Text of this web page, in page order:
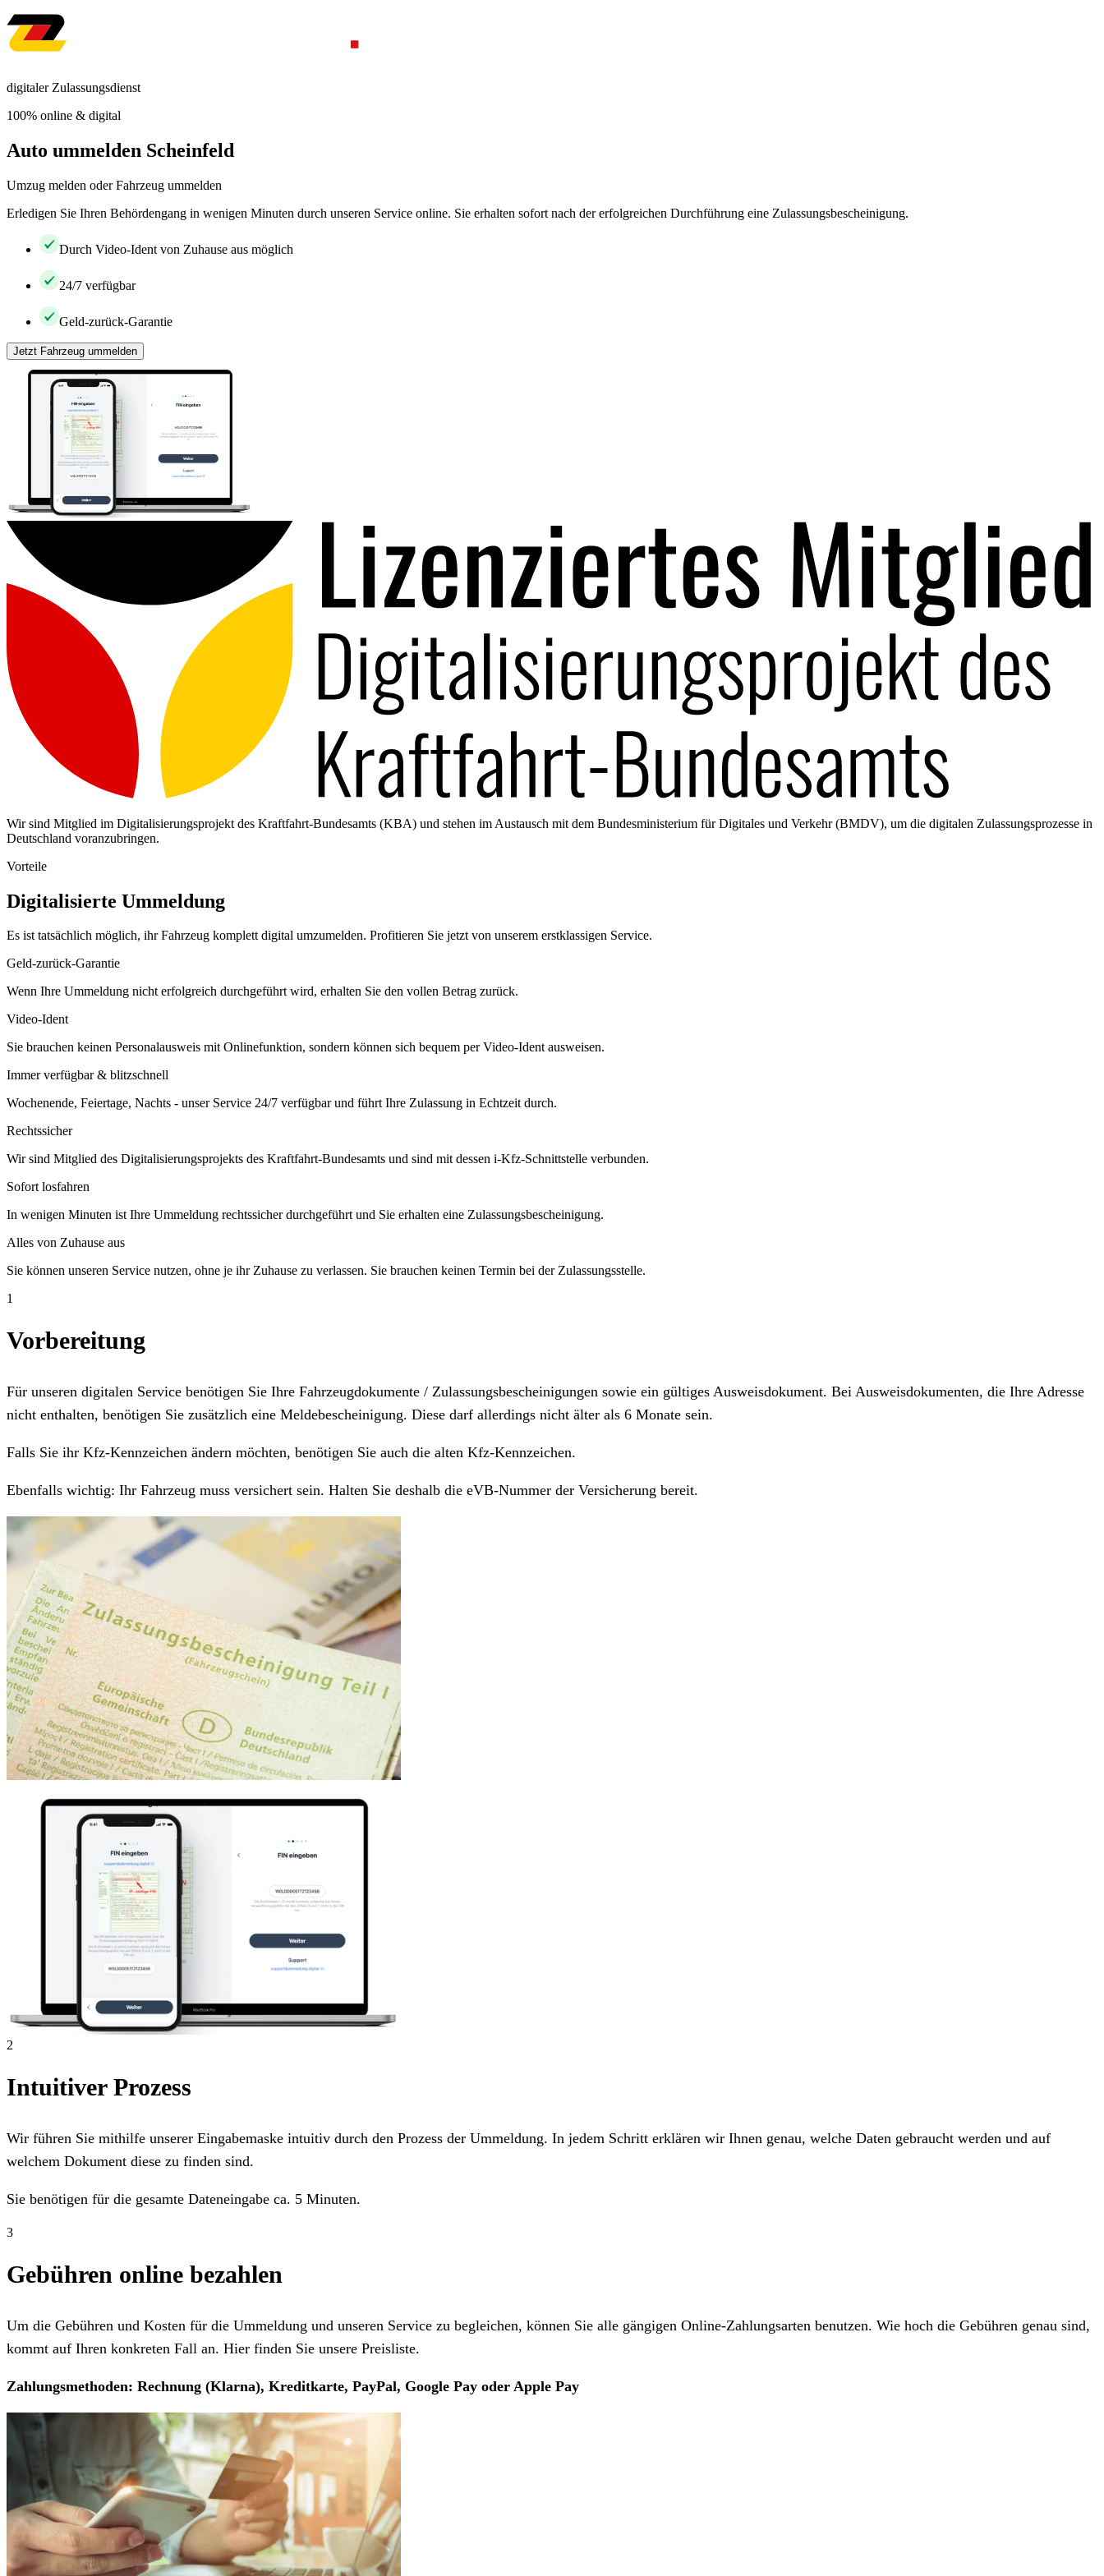
digitaler Zulassungsdienst
100% online & digital
Auto ummelden Scheinfeld
Umzug melden oder Fahrzeug ummelden
Erledigen Sie Ihren Behördengang in wenigen Minuten durch unseren Service online. Sie erhalten sofort nach der erfolgreichen Durchführung eine Zulassungsbescheinigung.
Durch Video-Ident von Zuhause aus möglich
24/7 verfügbar
Geld-zurück-Garantie
Jetzt Fahrzeug ummelden
Wir sind Mitglied im Digitalisierungsprojekt des Kraftfahrt-Bundesamts (KBA) und stehen im Austausch mit dem Bundesministerium für Digitales und Verkehr (BMDV), um die digitalen Zulassungsprozesse in
Deutschland voranzubringen.
Vorteile
Digitalisierte Ummeldung
Es ist tatsächlich möglich, ihr Fahrzeug komplett digital umzumelden. Profitieren Sie jetzt von unserem erstklassigen Service.
Geld-zurück-Garantie
Wenn Ihre Ummeldung nicht erfolgreich durchgeführt wird, erhalten Sie den vollen Betrag zurück.
Video-Ident
Sie brauchen keinen Personalausweis mit Onlinefunktion, sondern können sich bequem per Video-Ident ausweisen.
Immer verfügbar & blitzschnell
Wochenende, Feiertage, Nachts - unser Service 24/7 verfügbar und führt Ihre Zulassung in Echtzeit durch.
Rechtssicher
Wir sind Mitglied des Digitalisierungsprojekts des Kraftfahrt-Bundesamts und sind mit dessen i-Kfz-Schnittstelle verbunden.
Sofort losfahren
In wenigen Minuten ist Ihre Ummeldung rechtssicher durchgeführt und Sie erhalten eine Zulassungsbescheinigung.
Alles von Zuhause aus
Sie können unseren Service nutzen, ohne je ihr Zuhause zu verlassen. Sie brauchen keinen Termin bei der Zulassungsstelle.
1
Vorbereitung
Für unseren digitalen Service benötigen Sie Ihre Fahrzeugdokumente / Zulassungsbescheinigungen sowie ein gültiges Ausweisdokument. Bei Ausweisdokumenten, die Ihre Adresse
nicht enthalten, benötigen Sie zusätzlich eine Meldebescheinigung. Diese darf allerdings nicht älter als 6 Monate sein.
Falls Sie ihr Kfz-Kennzeichen ändern möchten, benötigen Sie auch die alten Kfz-Kennzeichen.
Ebenfalls wichtig: Ihr Fahrzeug muss versichert sein. Halten Sie deshalb die eVB-Nummer der Versicherung bereit.
2
Intuitiver Prozess
Wir führen Sie mithilfe unserer Eingabemaske intuitiv durch den Prozess der Ummeldung. In jedem Schritt erklären wir Ihnen genau, welche Daten gebraucht werden und auf
welchem Dokument diese zu finden sind.
Sie benötigen für die gesamte Dateneingabe ca. 5 Minuten.
3
Gebühren online bezahlen
Um die Gebühren und Kosten für die Ummeldung und unseren Service zu begleichen, können Sie alle gängigen Online-Zahlungsarten benutzen. Wie hoch die Gebühren genau sind,
kommt auf Ihren konkreten Fall an. Hier finden Sie unsere Preisliste.
Zahlungsmethoden: Rechnung (Klarna), Kreditkarte, PayPal, Google Pay oder Apple Pay